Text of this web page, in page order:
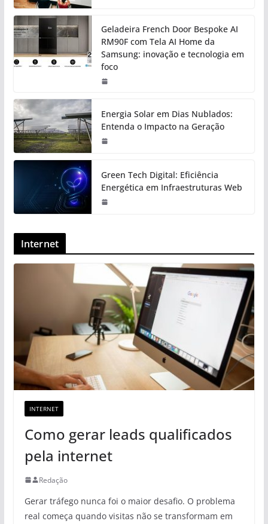
Geladeira French Door Bespoke AI
RM90F com Tela AI Home da
Samsung: inovação e tecnologia em
foco
Energia Solar em Dias Nublados:
Entenda o Impacto na Geração
Green Tech Digital: Eficiência
Energética em Infraestruturas Web
Internet
INTERNET
Como gerar leads qualificados
pela internet
Redação
Gerar tráfego nunca foi o maior desafio. O problema
real começa quando visitas não se transformam em